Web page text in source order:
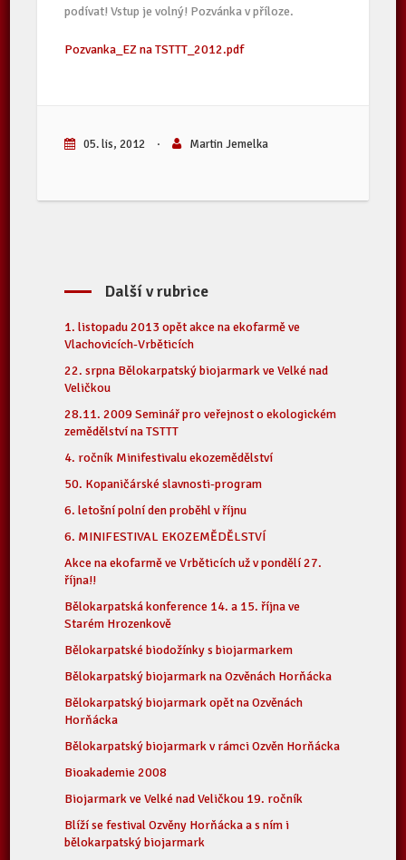
podívat! Vstup je volný! Pozvánka v příloze.
Pozvanka_EZ na TSTTT_2012.pdf
05. lis, 2012 · Martin Jemelka
Další v rubrice
1. listopadu 2013 opět akce na ekofarmě ve
Vlachovicích-Vrběticích
22. srpna Bělokarpatský biojarmark ve Velké nad
Veličkou
28.11. 2009 Seminář pro veřejnost o ekologickém
zemědělství na TSTTT
4. ročník Minifestivalu ekozemědělství
50. Kopaničárské slavnosti-program
6. letošní polní den proběhl v říjnu
6. MINIFESTIVAL EKOZEMĚDĚLSTVÍ
Akce na ekofarmě ve Vrběticích už v pondělí 27.
října!!
Bělokarpatská konference 14. a 15. října ve
Starém Hrozenkově
Bělokarpatské biodožínky s biojarmarkem
Bělokarpatský biojarmark na Ozvěnách Horňácka
Bělokarpatský biojarmark opět na Ozvěnách
Horňácka
Bělokarpatský biojarmark v rámci Ozvěn Horňácka
Bioakademie 2008
Biojarmark ve Velké nad Veličkou 19. ročník
Blíží se festival Ozvěny Horňácka a s ním i
bělokarpatský biojarmark